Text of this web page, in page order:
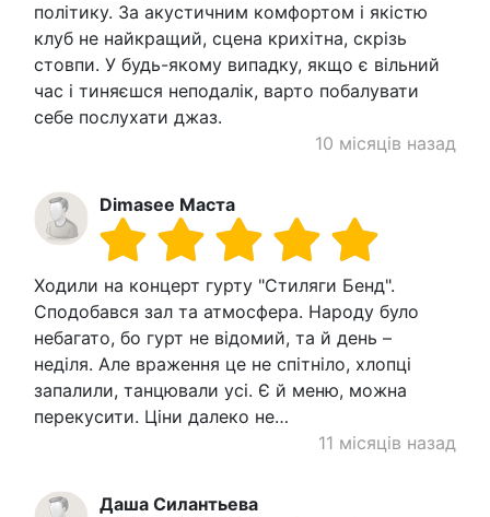
політику. За акустичним комфортом і якістю
клуб не найкращий, сцена крихітна, скрізь
стовпи. У будь-якому випадку, якщо є вільний
час і тиняєшся неподалік, варто побалувати
себе послухати джаз.
10 місяців назад
Dimasee Маста
Ходили на концерт гурту "Стиляги Бенд".
Сподобався зал та атмосфера. Народу було
небагато, бо гурт не відомий, та й день –
неділя. Але враження це не спітніло, хлопці
запалили, танцювали усі. Є й меню, можна
перекусити. Ціни далеко не…
11 місяців назад
Даша Силантьева